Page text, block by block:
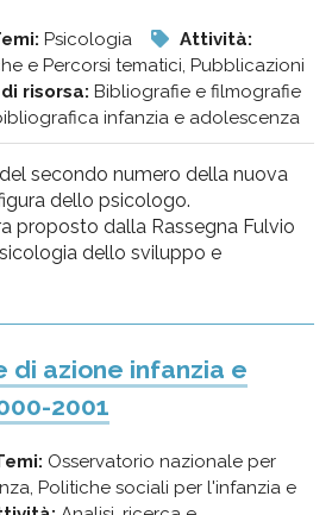
Psicologia
Attività:
e Percorsi tematici, Pubblicazioni
risorsa: Bibliografie e filmografie
infanzia e adolescenza
secondo numero della nuova
dello psicologo.
proposto dalla Rassegna Fulvio
dello sviluppo e
di azione infanzia e
2001
Osservatorio nazionale per
Politiche sociali per l'infanzia e